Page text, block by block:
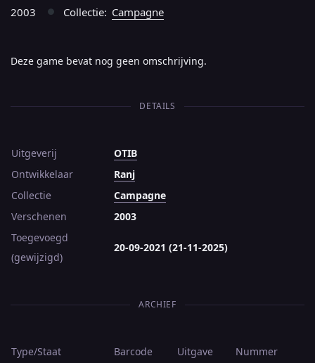
2003 ● Collectie: Campagne
Deze game bevat nog geen omschrijving.
DETAILS
Uitgeverij
OTIB
Ontwikkelaar
Ranj
Collectie
Campagne
Verschenen
2003
Toegevoegd
(gewijzigd)
20-09-2021 (21-11-2025)
ARCHIEF
Type/Staat Barcode Uitgave Nummer